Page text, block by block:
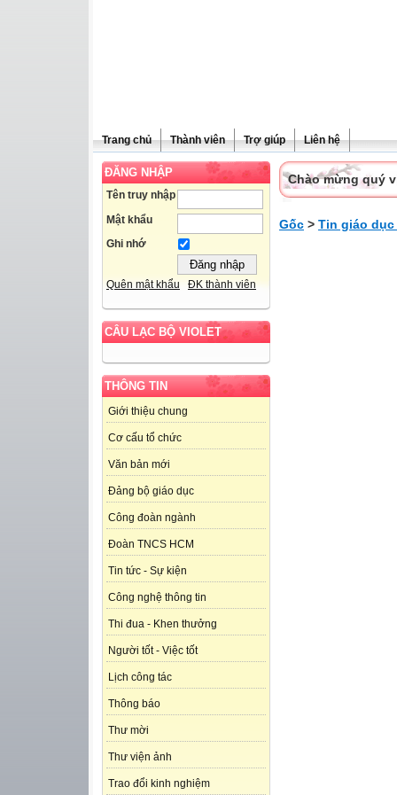
Trang chủ Thành viên Trợ giúp Liên hệ
ĐĂNG NHẬP
Tên truy nhập
Mật khẩu
Ghi nhớ
Quên mật khẩu ĐK thành viên
CÂU LẠC BỘ VIOLET
THÔNG TIN
Giới thiệu chung
Cơ cấu tổ chức
Văn bản mới
Đảng bộ giáo dục
Công đoàn ngành
Đoàn TNCS HCM
Tin tức - Sự kiện
Công nghệ thông tin
Thi đua - Khen thưởng
Người tốt - Việc tốt
Lịch công tác
Thông báo
Thư mời
Thư viện ảnh
Trao đổi kinh nghiệm
Chào mừng quý
Gốc > Tin giáo